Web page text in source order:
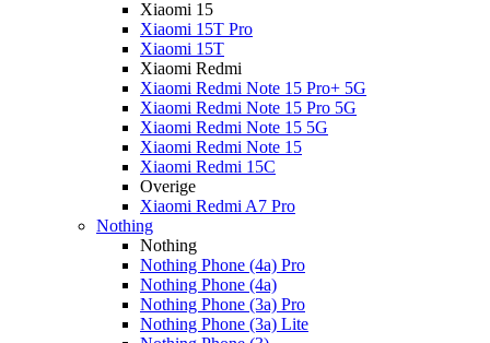
Xiaomi 15
Xiaomi 15T Pro
Xiaomi 15T
Xiaomi Redmi
Xiaomi Redmi Note 15 Pro+ 5G
Xiaomi Redmi Note 15 Pro 5G
Xiaomi Redmi Note 15 5G
Xiaomi Redmi Note 15
Xiaomi Redmi 15C
Overige
Xiaomi Redmi A7 Pro
Nothing
Nothing
Nothing Phone (4a) Pro
Nothing Phone (4a)
Nothing Phone (3a) Pro
Nothing Phone (3a) Lite